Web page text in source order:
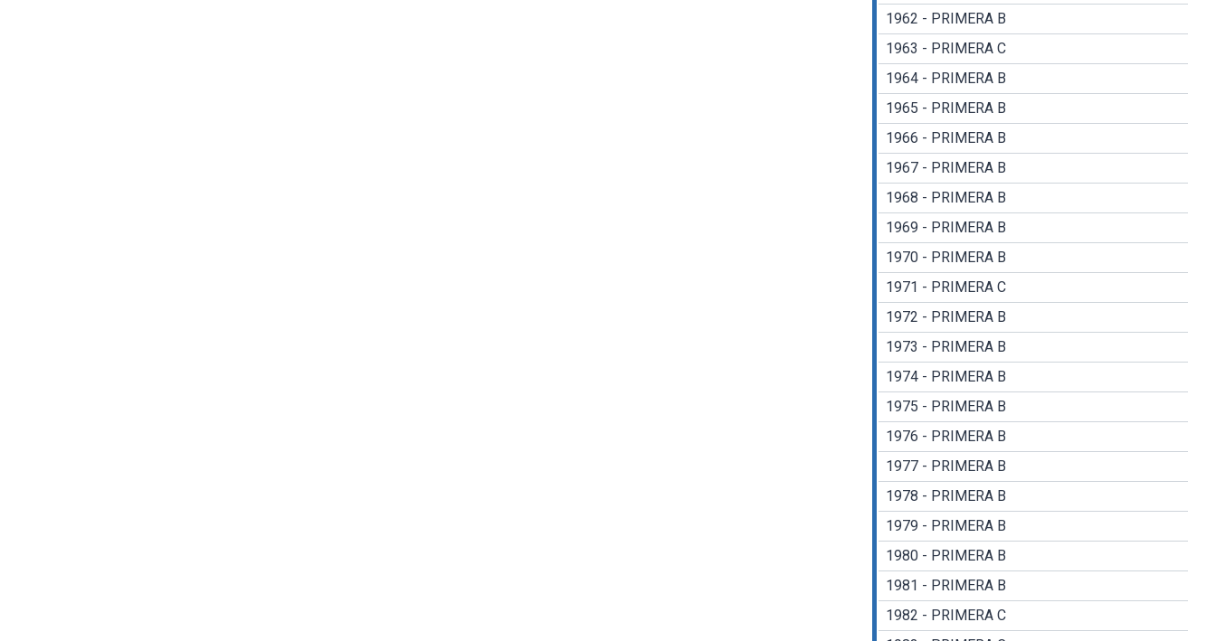
1962 - PRIMERA B
1963 - PRIMERA C
1964 - PRIMERA B
1965 - PRIMERA B
1966 - PRIMERA B
1967 - PRIMERA B
1968 - PRIMERA B
1969 - PRIMERA B
1970 - PRIMERA B
1971 - PRIMERA C
1972 - PRIMERA B
1973 - PRIMERA B
1974 - PRIMERA B
1975 - PRIMERA B
1976 - PRIMERA B
1977 - PRIMERA B
1978 - PRIMERA B
1979 - PRIMERA B
1980 - PRIMERA B
1981 - PRIMERA B
1982 - PRIMERA C